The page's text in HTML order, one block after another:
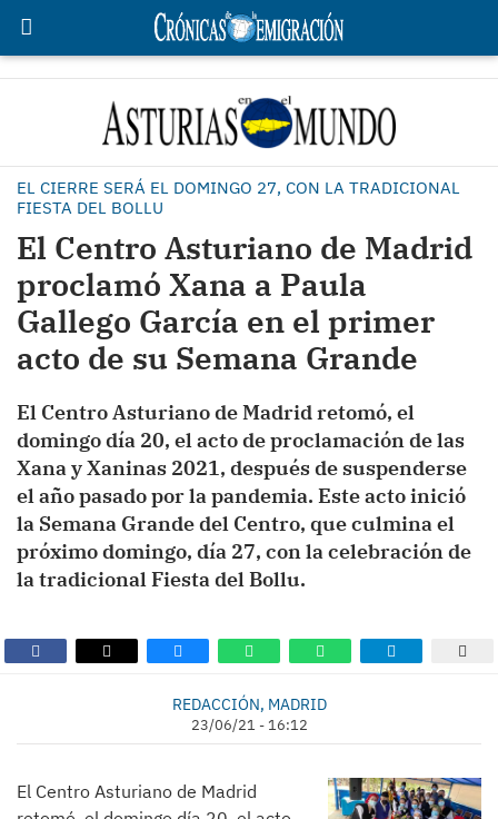
EL CIERRE SERÁ EL DOMINGO 27, CON LA TRADICIONAL
FIESTA DEL BOLLU
El Centro Asturiano de Madrid
proclamó Xana a Paula
Gallego García en el primer
acto de su Semana Grande
El Centro Asturiano de Madrid retomó, el
domingo día 20, el acto de proclamación de las
Xana y Xaninas 2021, después de suspenderse
el año pasado por la pandemia. Este acto inició
la Semana Grande del Centro, que culmina el
próximo domingo, día 27, con la celebración de
la tradicional Fiesta del Bollu.
REDACCIÓN, MADRID
23/06/21 - 16:12
El Centro Asturiano de Madrid